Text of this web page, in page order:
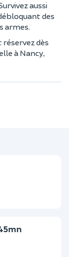
aussi
des
armes.
dès
à Nancy,